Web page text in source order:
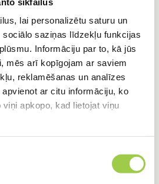
lai personalizētu saturu un
sociālo saziņas līdzekļu funkcijas
Informāciju par to, kā jūs
mēs arī kopīgojam ar saviem
reklamēšanas un analīzes
ar citu informāciju, ko
apkopo, kad lietojat viņu
teritorijas
gabals ir gan videi
pievilcīgs.
Optimāls augsnes mitruma
uzturēt veselīgu vidi